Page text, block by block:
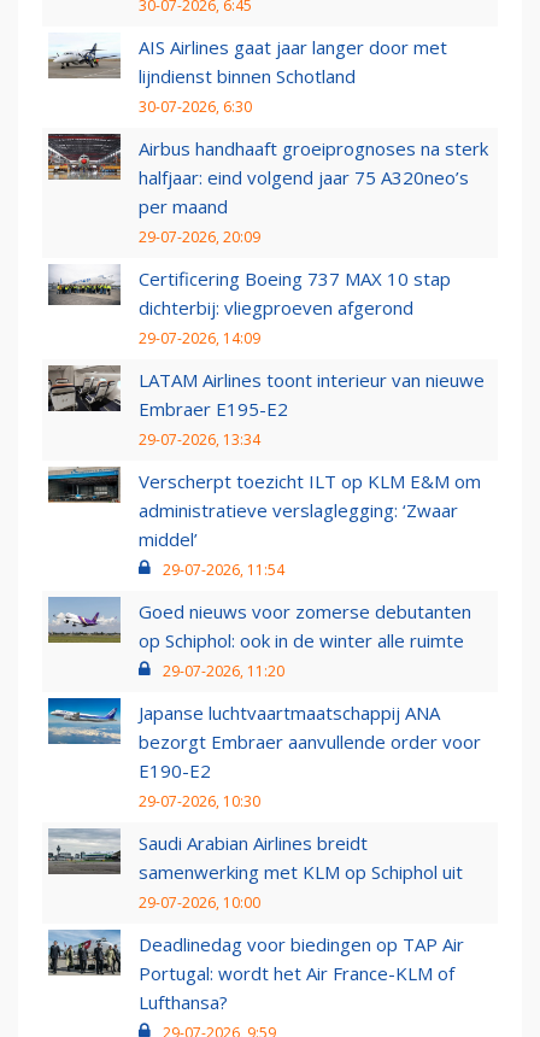
30-07-2026, 6:45
AIS Airlines gaat jaar langer door met
lijndienst binnen Schotland
30-07-2026, 6:30
Airbus handhaaft groeiprognoses na sterk
halfjaar: eind volgend jaar 75 A320neo’s
per maand
29-07-2026, 20:09
Certificering Boeing 737 MAX 10 stap
dichterbij: vliegproeven afgerond
29-07-2026, 14:09
LATAM Airlines toont interieur van nieuwe
Embraer E195-E2
29-07-2026, 13:34
Verscherpt toezicht ILT op KLM E&M om
administratieve verslaglegging: ‘Zwaar
middel’
29-07-2026, 11:54
Goed nieuws voor zomerse debutanten
op Schiphol: ook in de winter alle ruimte
29-07-2026, 11:20
Japanse luchtvaartmaatschappij ANA
bezorgt Embraer aanvullende order voor
E190-E2
29-07-2026, 10:30
Saudi Arabian Airlines breidt
samenwerking met KLM op Schiphol uit
29-07-2026, 10:00
Deadlinedag voor biedingen op TAP Air
Portugal: wordt het Air France-KLM of
Lufthansa?
29-07-2026, 9:59